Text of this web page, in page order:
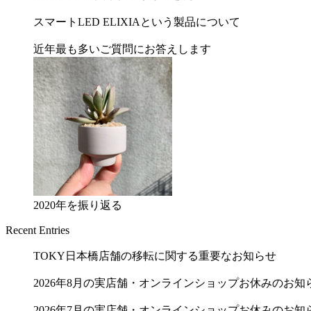
スマートLED ELIXIAという製品について
近年最も多いご質問にお答えします
2020年を振り返る
Recent Entries
TOKY日本橋店舗の移転に関する重要なお知らせ
2026年8月の実店舗・オンラインショップお休みのお知